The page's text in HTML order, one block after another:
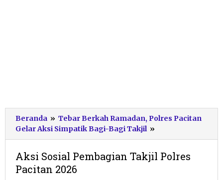
Beranda » Tebar Berkah Ramadan, Polres Pacitan
Gelar Aksi Simpatik Bagi-Bagi Takjil »
Sosial
Takjil
Aksi Sosial Pembagian Takjil Polres
Pacitan 2026